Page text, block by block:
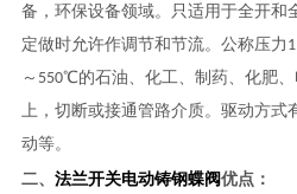
备，环保设备领域。 只适用于全开和
定做时允许作调节和节流。公称压力
～550℃的石油、化工、制药、化肥
上，切断或接通管路介质。 驱动方式
动等。
二、 法兰开关电动铸钢蝶阀优点：